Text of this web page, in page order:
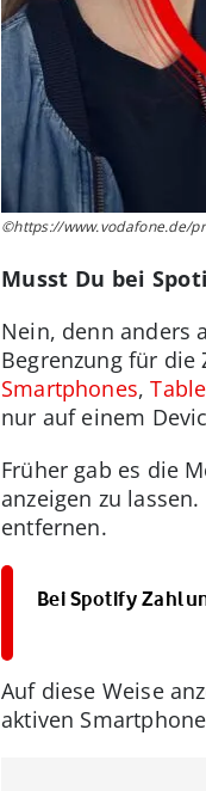
©https://www.vodafone.de/
Musst Du bei
Nein, denn anders
Begrenzung für
Smartphones,
nur auf einem
Früher gab es die
anzeigen zu
entfernen.
Bei Spotify
Auf diese Weise
aktiven